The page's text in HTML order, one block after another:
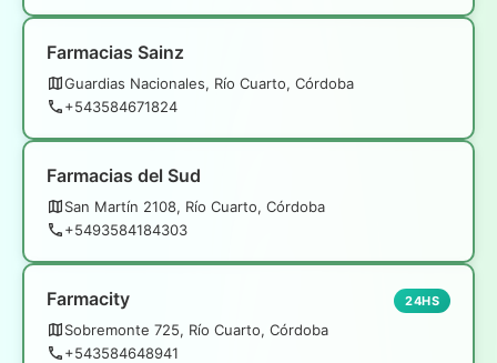
Farmacias Sainz
Guardias Nacionales, Río Cuarto, Córdoba
+543584671824
Farmacias del Sud
San Martín 2108, Río Cuarto, Córdoba
+5493584184303
Farmacity
Sobremonte 725, Río Cuarto, Córdoba
+543584648941
24HS